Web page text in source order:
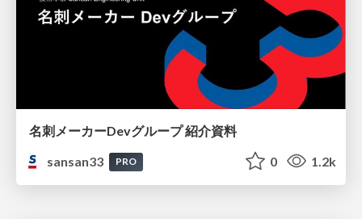
名刺メーカーDevグループ 紹介資料
sansan33
PRO 0 1.2k